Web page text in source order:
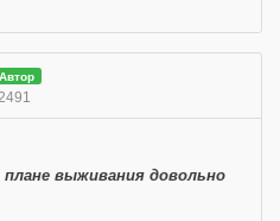
Автор
выживания довольно